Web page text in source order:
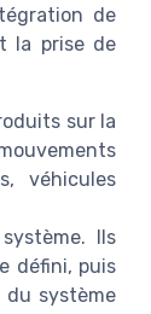
de
la prise de
sur la
véhicules
Ils
défini, puis
du système